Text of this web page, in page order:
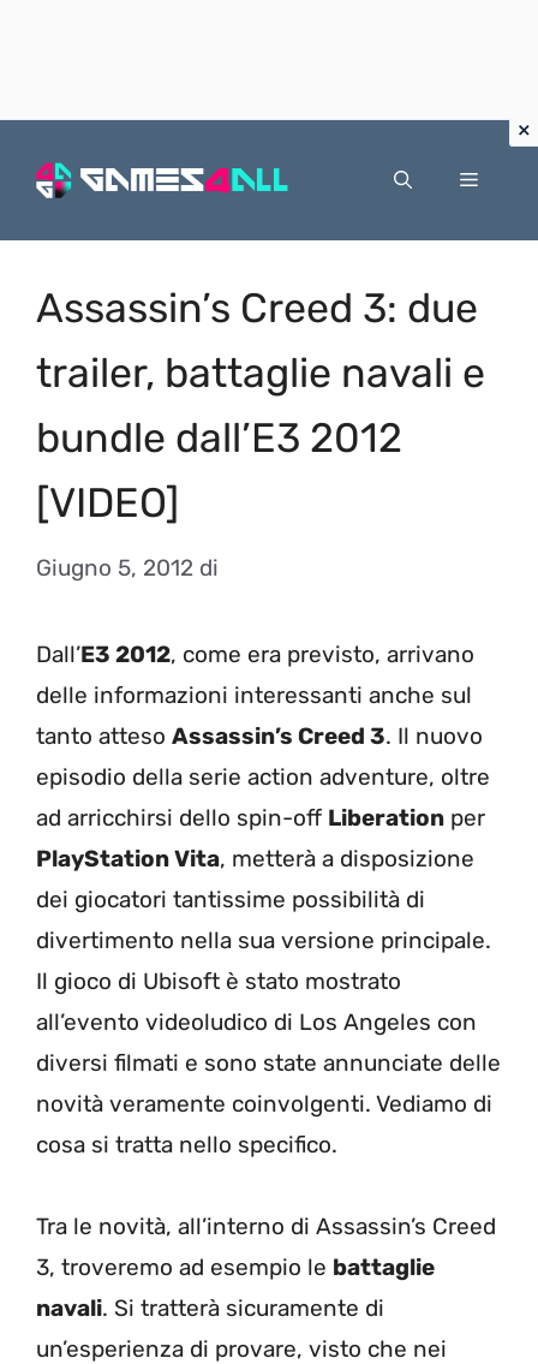
Menu
Assassin’s Creed 3: due
trailer, battaglie navali e
bundle dall’E3 2012
[VIDEO]
Giugno 5, 2012 di
Dall’E3 2012, come era previsto, arrivano
delle informazioni interessanti anche sul
tanto atteso Assassin’s Creed 3. Il nuovo
episodio della serie action adventure, oltre
ad arricchirsi dello spin-off Liberation per
PlayStation Vita, metterà a disposizione
dei giocatori tantissime possibilità di
divertimento nella sua versione principale.
Il gioco di Ubisoft è stato mostrato
all’evento videoludico di Los Angeles con
diversi filmati e sono state annunciate delle
novità veramente coinvolgenti. Vediamo di
cosa si tratta nello specifico.
Tra le novità, all’interno di Assassin’s Creed
3, troveremo ad esempio le battaglie
navali. Si tratterà sicuramente di
un’esperienza di provare, visto che nei